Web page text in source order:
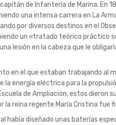
de Infantería de Marina. En
una intensa carrera en La
por diversos destinos en el
un «tratado teórico práctico
lesión en la cabeza que le
en el que estaban trabajando
energía eléctrica para la
de Ampliación, estos dieron
reina regente María Cristina fue
diseñado unas baterías